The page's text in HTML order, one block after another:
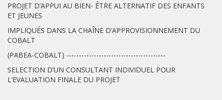
PROJET D’APPUI AU BIEN- ÊTRE ALTERNATIF DES ENFANTS
ET JEUNES
IMPLIQUÉS DANS LA CHAÎNE D’APPROVISIONNEMENT DU
COBALT
(PABEA-COBALT) ----------------------------------------
SELECTION D’UN CONSULTANT INDIVIDUEL POUR
L’EVALUATION FINALE DU PROJET